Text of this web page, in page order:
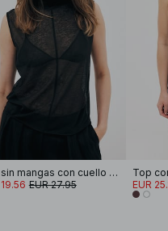
Top sin mangas con cuello de embudo
EUR 27.95
Top
EUR